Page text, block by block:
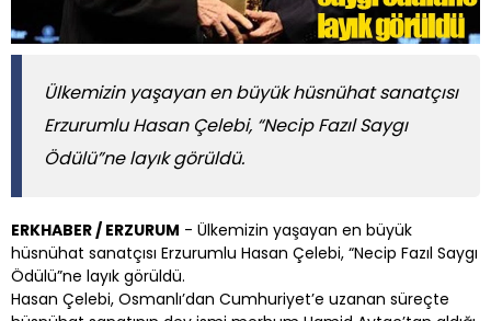
Ülkemizin yaşayan en büyük hüsnühat sanatçısı
Erzurumlu Hasan Çelebi, “Necip Fazıl Saygı
Ödülü”ne layık görüldü.
ERKHABER / ERZURUM - Ülkemizin yaşayan en büyük
hüsnühat sanatçısı Erzurumlu Hasan Çelebi, “Necip Fazıl Saygı
Ödülü”ne layık görüldü.
Hasan Çelebi, Osmanlı’dan Cumhuriyet’e uzanan süreçte